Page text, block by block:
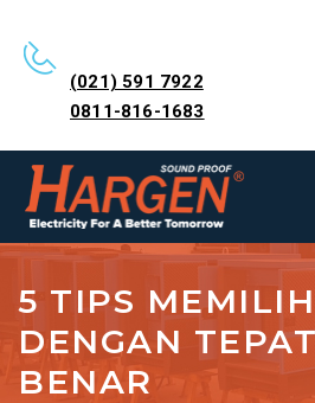
(021) 591 7922
0811-816-1683
5 TIPS
DENGAN
BENAR